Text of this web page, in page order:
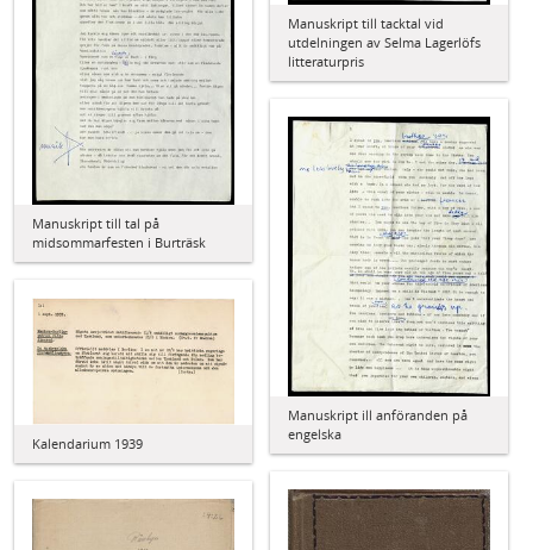
Manuskript till tacktal vid
utdelningen av Selma Lagerlöfs
litteraturpris
Manuskript till tal på
midsommarfesten i Burträsk
Manuskript ill anföranden på
engelska
Kalendarium 1939